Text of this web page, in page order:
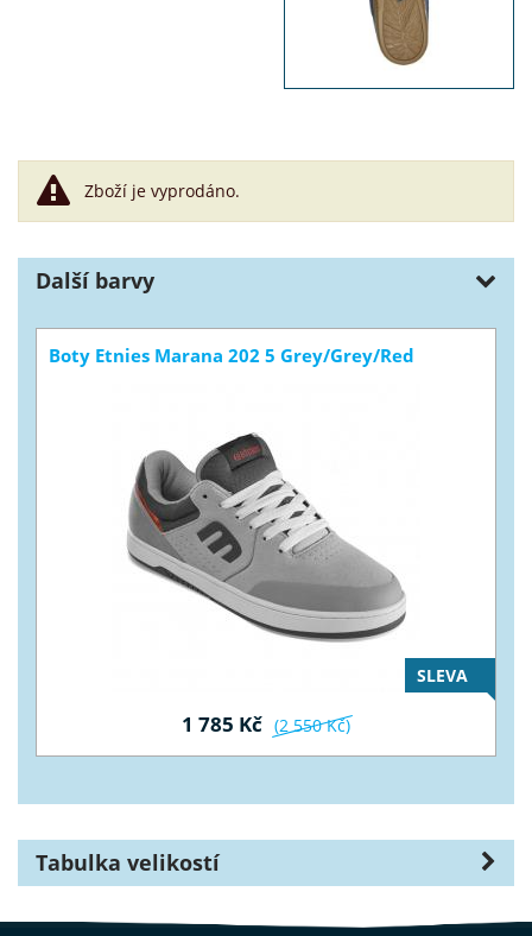
Zboží je vyprodáno.
Další barvy
Boty Etnies Marana 202 5 Grey/Grey/Red
SLEVA
1 785 Kč (2 550 Kč)
Tabulka velikostí